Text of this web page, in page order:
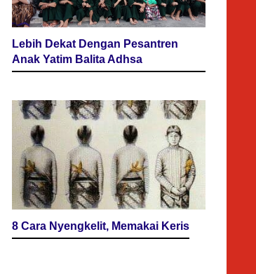
Lebih Dekat Dengan Pesantren
Anak Yatim Balita Adhsa
8 Cara Nyengkelit, Memakai Keris